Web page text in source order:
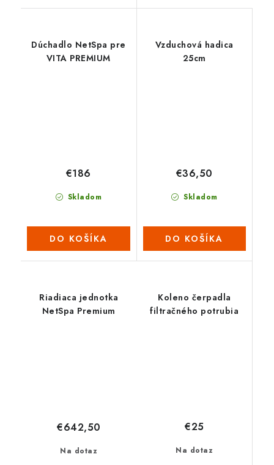
Dúchadlo NetSpa pre
VITA PREMIUM
Skladom
€186
DO KOŠÍKA
Vzduchová hadica
25cm
Skladom
€36,50
DO KOŠÍKA
Riadiaca jednotka
NetSpa Premium
Na dotaz
€642,50
Koleno čerpadla
filtračného potrubia
Na dotaz
€25